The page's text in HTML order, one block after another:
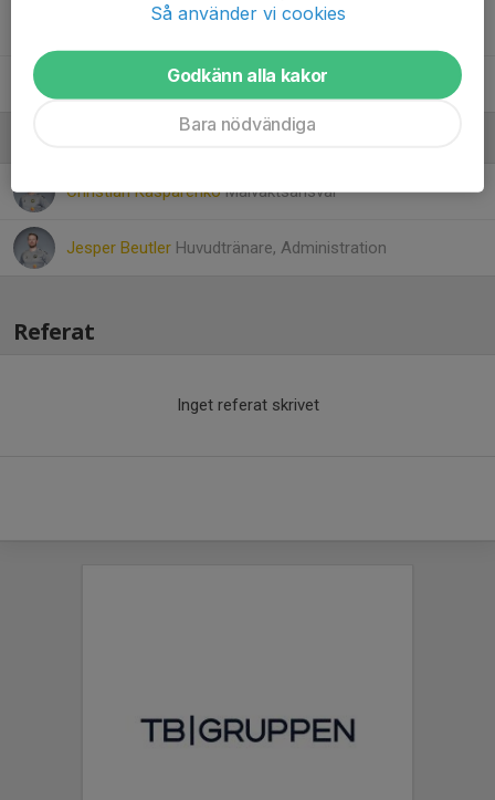
Winston Hagström
Christian KasparenkoMålvaktsansvar
Jesper Beutler Huvudtränare, Administration
Referat
Inget referat skrivet
Så använder vi cookies
Godkänn alla kakor
Bara nödvändiga